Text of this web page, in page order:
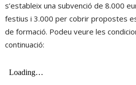
s’estableix una subvenció de 8.000
festius i 3.000 per cobrir propostes
de formació. Podeu veure les
continuació: